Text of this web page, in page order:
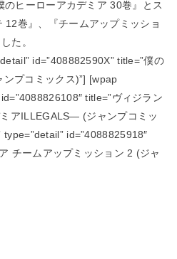
ヒーローアカデミア 30巻』とス
12巻』、『チームアップミッショ
た。
id=”408882590X” title=”僕の
プコミックス)”] [wpap
title=”ヴィジラン
アILLEGALS― (ジャンプコミッ
id=”4088825918″
チームアップミッション 2 (ジャ